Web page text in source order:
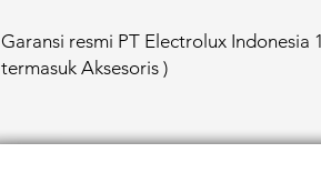
Garansi resmi PT Electrolux Indonesia
termasuk Aksesoris )